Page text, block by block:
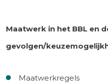
Maatwerk in het BBL en
gevolgen/
Maatwerkregels